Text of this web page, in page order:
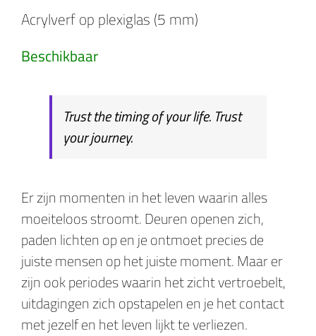
Acrylverf op plexiglas (5 mm)
Beschikbaar
Trust the timing of your life. Trust
your journey.
Er zijn momenten in het leven waarin alles
moeiteloos stroomt. Deuren openen zich,
paden lichten op en je ontmoet precies de
juiste mensen op het juiste moment. Maar er
zijn ook periodes waarin het zicht vertroebelt,
uitdagingen zich opstapelen en je het contact
met jezelf en het leven lijkt te verliezen.